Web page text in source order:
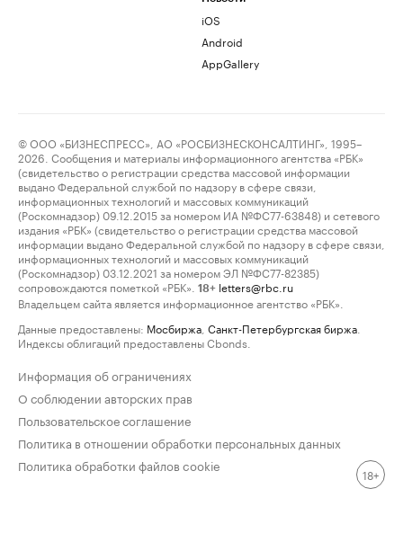
iOS
Android
AppGallery
© ООО «БИЗНЕСПРЕСС», АО «РОСБИЗНЕСКОНСАЛТИНГ», 1995–
2026. Сообщения и материалы информационного агентства «РБК»
(свидетельство о регистрации средства массовой информации
выдано Федеральной службой по надзору в сфере связи,
информационных технологий и массовых коммуникаций
(Роскомнадзор) 09.12.2015 за номером ИА №ФС77-63848) и сетевого
издания «РБК» (свидетельство о регистрации средства массовой
информации выдано Федеральной службой по надзору в сфере связи,
информационных технологий и массовых коммуникаций
(Роскомнадзор) 03.12.2021 за номером ЭЛ №ФС77-82385)
сопровождаются пометкой «РБК».
18+ letters@rbc.ru
Владельцем сайта является информационное агентство «РБК».
Данные предоставлены: Мосбиржа Санкт-Петербургская биржа
Индексы облигаций предоставлены Cbonds.
Информация об ограничениях
О соблюдении авторских прав
Пользовательское соглашение
Политика в отношении обработки персональных данных
Политика обработки файлов cookie
18+